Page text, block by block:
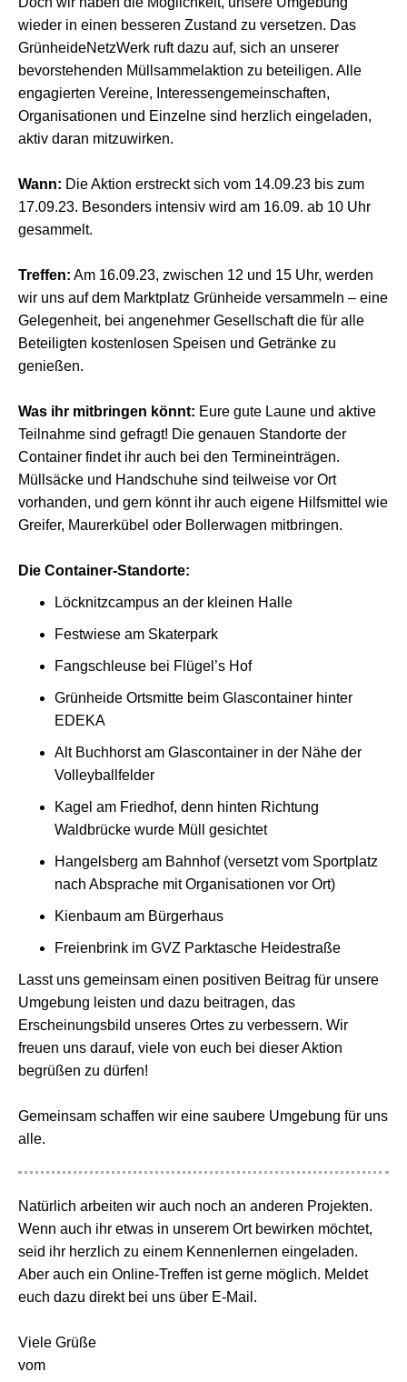
wieder in einen besseren Zustand zu versetzen. Das
GrünheideNetzWerk ruft dazu auf, sich an unserer
bevorstehenden Müllsammelaktion zu beteiligen. Alle
engagierten Vereine, Interessengemeinschaften,
Organisationen und Einzelne sind herzlich eingeladen,
aktiv daran mitzuwirken.
Wann: Die Aktion erstreckt sich vom 14.09.23 bis zum
17.09.23. Besonders intensiv wird am 16.09. ab 10 Uhr
gesammelt.
Treffen: Am 16.09.23, zwischen 12 und 15 Uhr, werden
wir uns auf dem Marktplatz Grünheide versammeln – eine
Gelegenheit, bei angenehmer Gesellschaft die für alle
Beteiligten kostenlosen Speisen und Getränke zu
genießen.
Was ihr mitbringen könnt: Eure gute Laune und aktive
Teilnahme sind gefragt! Die genauen Standorte der
Container findet ihr auch bei den Termineinträgen.
Müllsäcke und Handschuhe sind teilweise vor Ort
vorhanden, und gern könnt ihr auch eigene Hilfsmittel wie
Greifer, Maurerkübel oder Bollerwagen mitbringen.
Die Container-Standorte:
Löcknitzcampus an der kleinen Halle
Festwiese am Skaterpark
Fangschleuse bei Flügel’s Hof
Grünheide Ortsmitte beim Glascontainer hinter
EDEKA
Alt Buchhorst am Glascontainer in der Nähe der
Volleyballfelder
Kagel am Friedhof, denn hinten Richtung
Waldbrücke wurde Müll gesichtet
Hangelsberg am Bahnhof (versetzt vom Sportplatz
nach Absprache mit Organisationen vor Ort)
Kienbaum am Bürgerhaus
Freienbrink im GVZ Parktasche Heidestraße
Lasst uns gemeinsam einen positiven Beitrag für unsere
Umgebung leisten und dazu beitragen, das
Erscheinungsbild unseres Ortes zu verbessern. Wir
freuen uns darauf, viele von euch bei dieser Aktion
begrüßen zu dürfen!
Gemeinsam schaffen wir eine saubere Umgebung für uns
alle.
Natürlich arbeiten wir auch noch an anderen Projekten.
Wenn auch ihr etwas in unserem Ort bewirken möchtet,
seid ihr herzlich zu einem Kennenlernen eingeladen.
Aber auch ein Online-Treffen ist gerne möglich. Meldet
euch dazu direkt bei uns über E-Mail.
Viele Grüße
vom